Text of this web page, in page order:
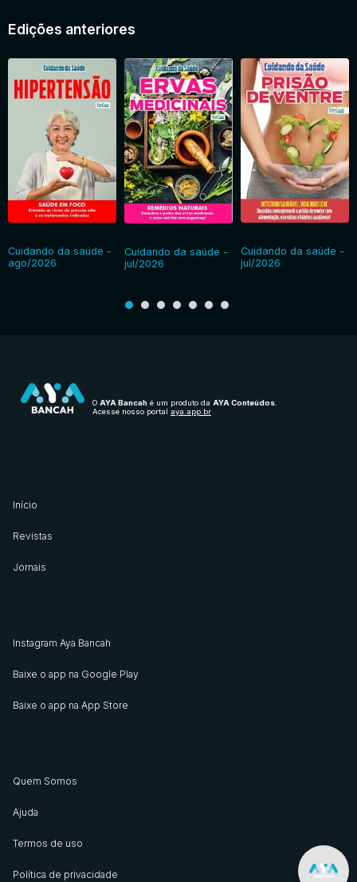
Edições anteriores
Cuidando da saúde -
ago/2026
Cuidando da saúde -
jul/2026
Cuidando da saúde -
jul/2026
O AYA Bancah é um produto da AYA Conteúdos
Acesse nosso portal aya.app.br
Início
Revistas
Jornais
Instagram Aya Bancah
Baixe o app na Google Play
Baixe o app na App Store
Quem Somos
Ajuda
Termos de uso
Política de privacidade